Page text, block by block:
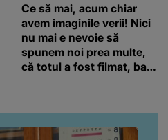
Ce să mai, acum chiar
avem imaginile verii! Nici
nu mai e nevoie să
spunem noi prea multe,
că totul a fost filmat, ba
da, frumoasa iubită a lui
Florin Ristei e...